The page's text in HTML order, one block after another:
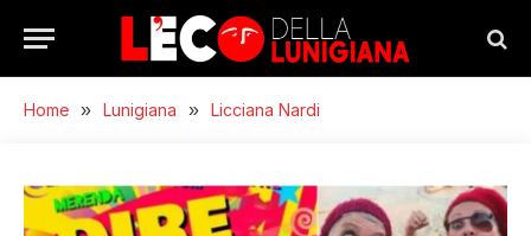
Home » Lunigiana » Licciana Nardi